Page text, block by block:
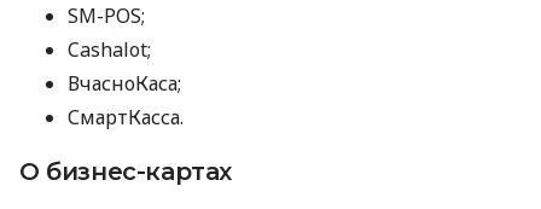
SM-POS;
Cashalot;
ВчасноКаса;
СмартКасса.
О бизнес-картах